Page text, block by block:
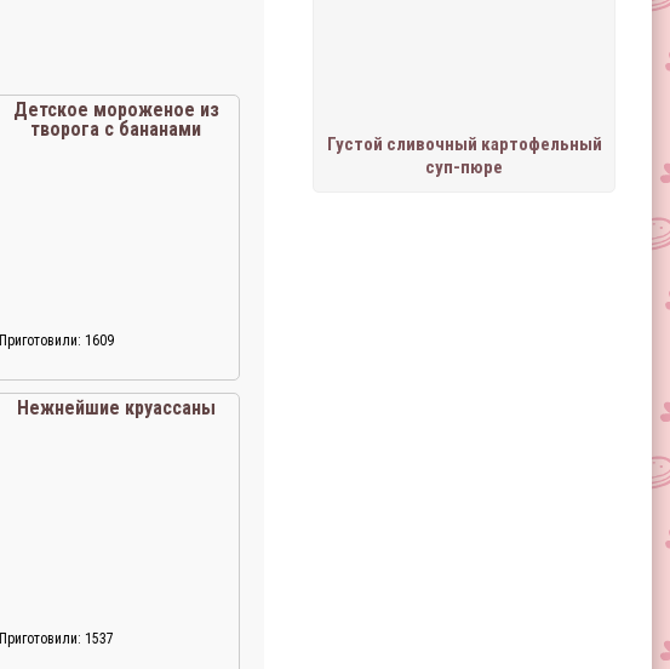
Густой сливочный картофельный
суп-пюре
Детское мороженое из
творога с бананами
Приготовили: 1609
Нежнейшие круассаны
Приготовили: 1537